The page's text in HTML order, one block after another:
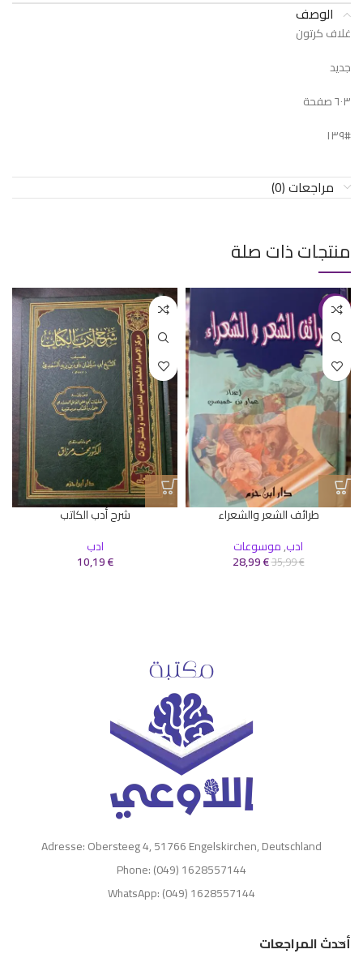
الوصف
غلاف كرتون
جديد
٦٠٣ صفحة
#١٣٩
مراجعات (0)
منتجات ذات صلة
-19%
طرائف الشعر والشعراء
ادب,موسوعات
35,99€
28,99€
شرح أدب الكاتب
ادب
10,19€
Adresse: Obersteeg 4, 51766 Engelskirchen, Deutschland
Phone: (049) 1628557144
WhatsApp: (049) 1628557144
أحدث المراجعات